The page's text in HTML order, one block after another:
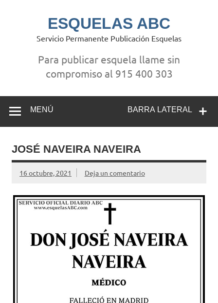
ESQUELAS ABC
Servicio Permanente Publicación Esquelas
Para publicar esquela llame sin
compromiso al 915 400 303
BARRA LATERAL
MENÚ
JOSÉ NAVEIRA NAVEIRA
16 octubre, 2021 Deja un comentario